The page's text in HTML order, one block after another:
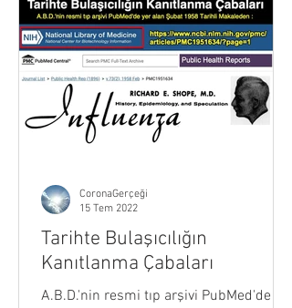
Tarihte Bulaşıcılığın
Kanıtlanma Çabaları
A.B.D.'nin resmi tıp arşivi PubMed'de yer
CoronaGerçeği
15 Tem 2022